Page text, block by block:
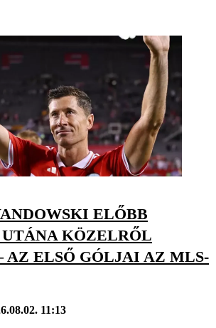
ELŐBB
KÖZELRŐL
AZ ELSŐ GÓLJAI AZ MLS-
11:13